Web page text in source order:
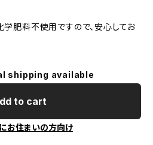
学肥料不使用ですので、安心してお
shipping available
to cart
お住まいの方向け